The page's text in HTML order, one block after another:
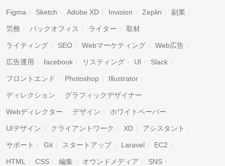
Figma Sketch Adobe XD Invision Zeplin 副業
労務 バックオフィス ライター 取材
ライティング SEO Webマーケティング Web広告
広告運用 facebook リスティング UI Slack
フロントエンド Photoshop Illustrator
ディレクション グラフィックデザイナー
Webディレクター デザイン ホワイトペーパー
UIデザイン クライアントワーク XD アシスタント
サポート Git スタートアップ Laravel EC2
HTML CSS 編集 オウンドメディア SNS